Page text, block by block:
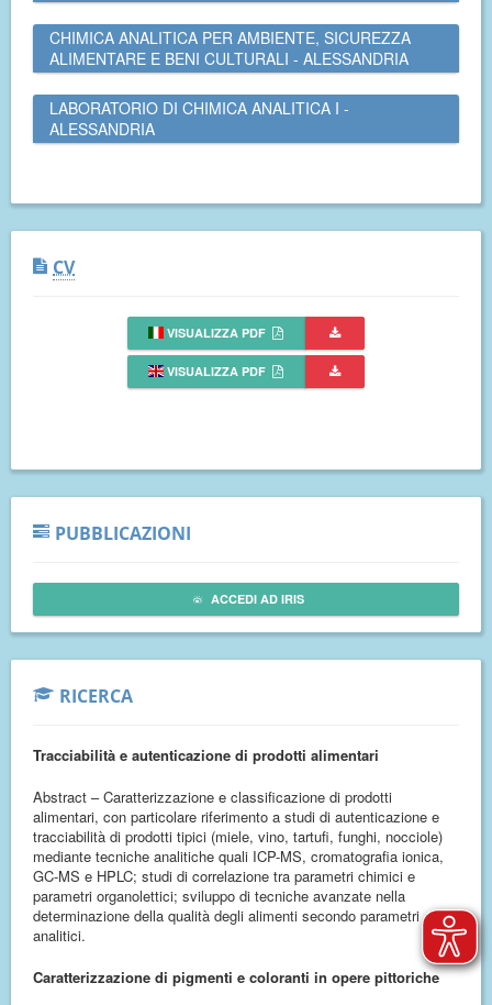
CHIMICA ANALITICA PER AMBIENTE, SICUREZZA
ALIMENTARE E BENI CULTURALI - ALESSANDRIA
LABORATORIO DI CHIMICA ANALITICA I -
ALESSANDRIA
CV
VISUALIZZA PDF
VISUALIZZA PDF
PUBBLICAZIONI
ACCEDI AD IRIS
RICERCA
Tracciabilità e autenticazione di prodotti alimentari
Abstract – Caratterizzazione e classificazione di prodotti
alimentari, con particolare riferimento a studi di autenticazione e
tracciabilità di prodotti tipici (miele, vino, tartufi, funghi, nocciole)
mediante tecniche analitiche quali ICP-MS, cromatografia ionica,
GC-MS e HPLC; studi di correlazione tra parametri chimici e
parametri organolettici; sviluppo di tecniche avanzate nella
determinazione della qualità degli alimenti secondo parametri
analitici.
Caratterizzazione di pigmenti e coloranti in opere pittoriche